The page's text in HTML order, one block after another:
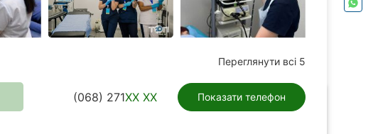
Переглянути всі 5
(068) 271XX XX Показати телефон